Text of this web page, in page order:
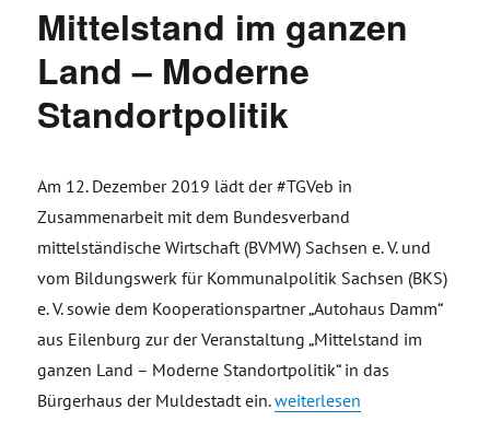
Mittelstand im ganzen
Land – Moderne
Standortpolitik
Am 12. Dezember 2019 lädt der #TGVeb in
Zusammenarbeit mit dem Bundesverband
mittelständische Wirtschaft (BVMW) Sachsen e. V. und
vom Bildungswerk für Kommunalpolitik Sachsen (BKS)
e. V. sowie dem Kooperationspartner „Autohaus Damm“
aus Eilenburg zur der Veranstaltung „Mittelstand im
ganzen Land – Moderne Standortpolitik“ in das
Bürgerhaus der Muldestadt ein.„Mittelstand im ganzen
weiterlesen